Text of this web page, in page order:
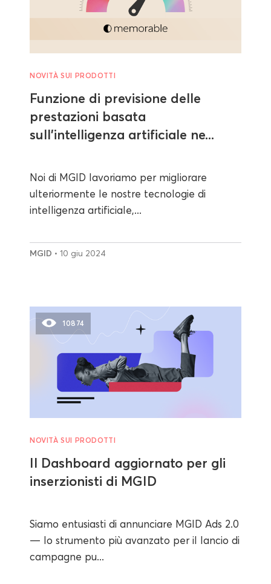
NOVITÀ SUI PRODOTTI
Funzione di previsione delle
prestazioni basata
sull'intelligenza artificiale ne...
Noi di MGID lavoriamo per migliorare
ulteriormente le nostre tecnologie di
intelligenza artificiale,...
MGID • 10 giu 2024
10874
NOVITÀ SUI PRODOTTI
Il Dashboard aggiornato per gli
inserzionisti di MGID
Siamo entusiasti di annunciare MGID Ads 2.0
— lo strumento più avanzato per il lancio di
campagne pu...